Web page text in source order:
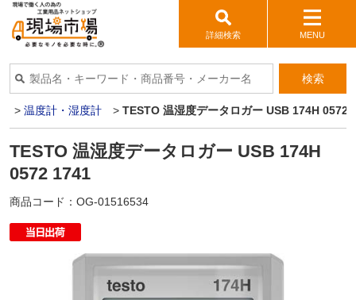
詳細検索 MENU
検索
> 温度計・湿度計 > TESTO 温湿度データロガー USB 174H 0572
TESTO 温湿度データロガー USB 174H
0572 1741
商品コード： OG-01516534